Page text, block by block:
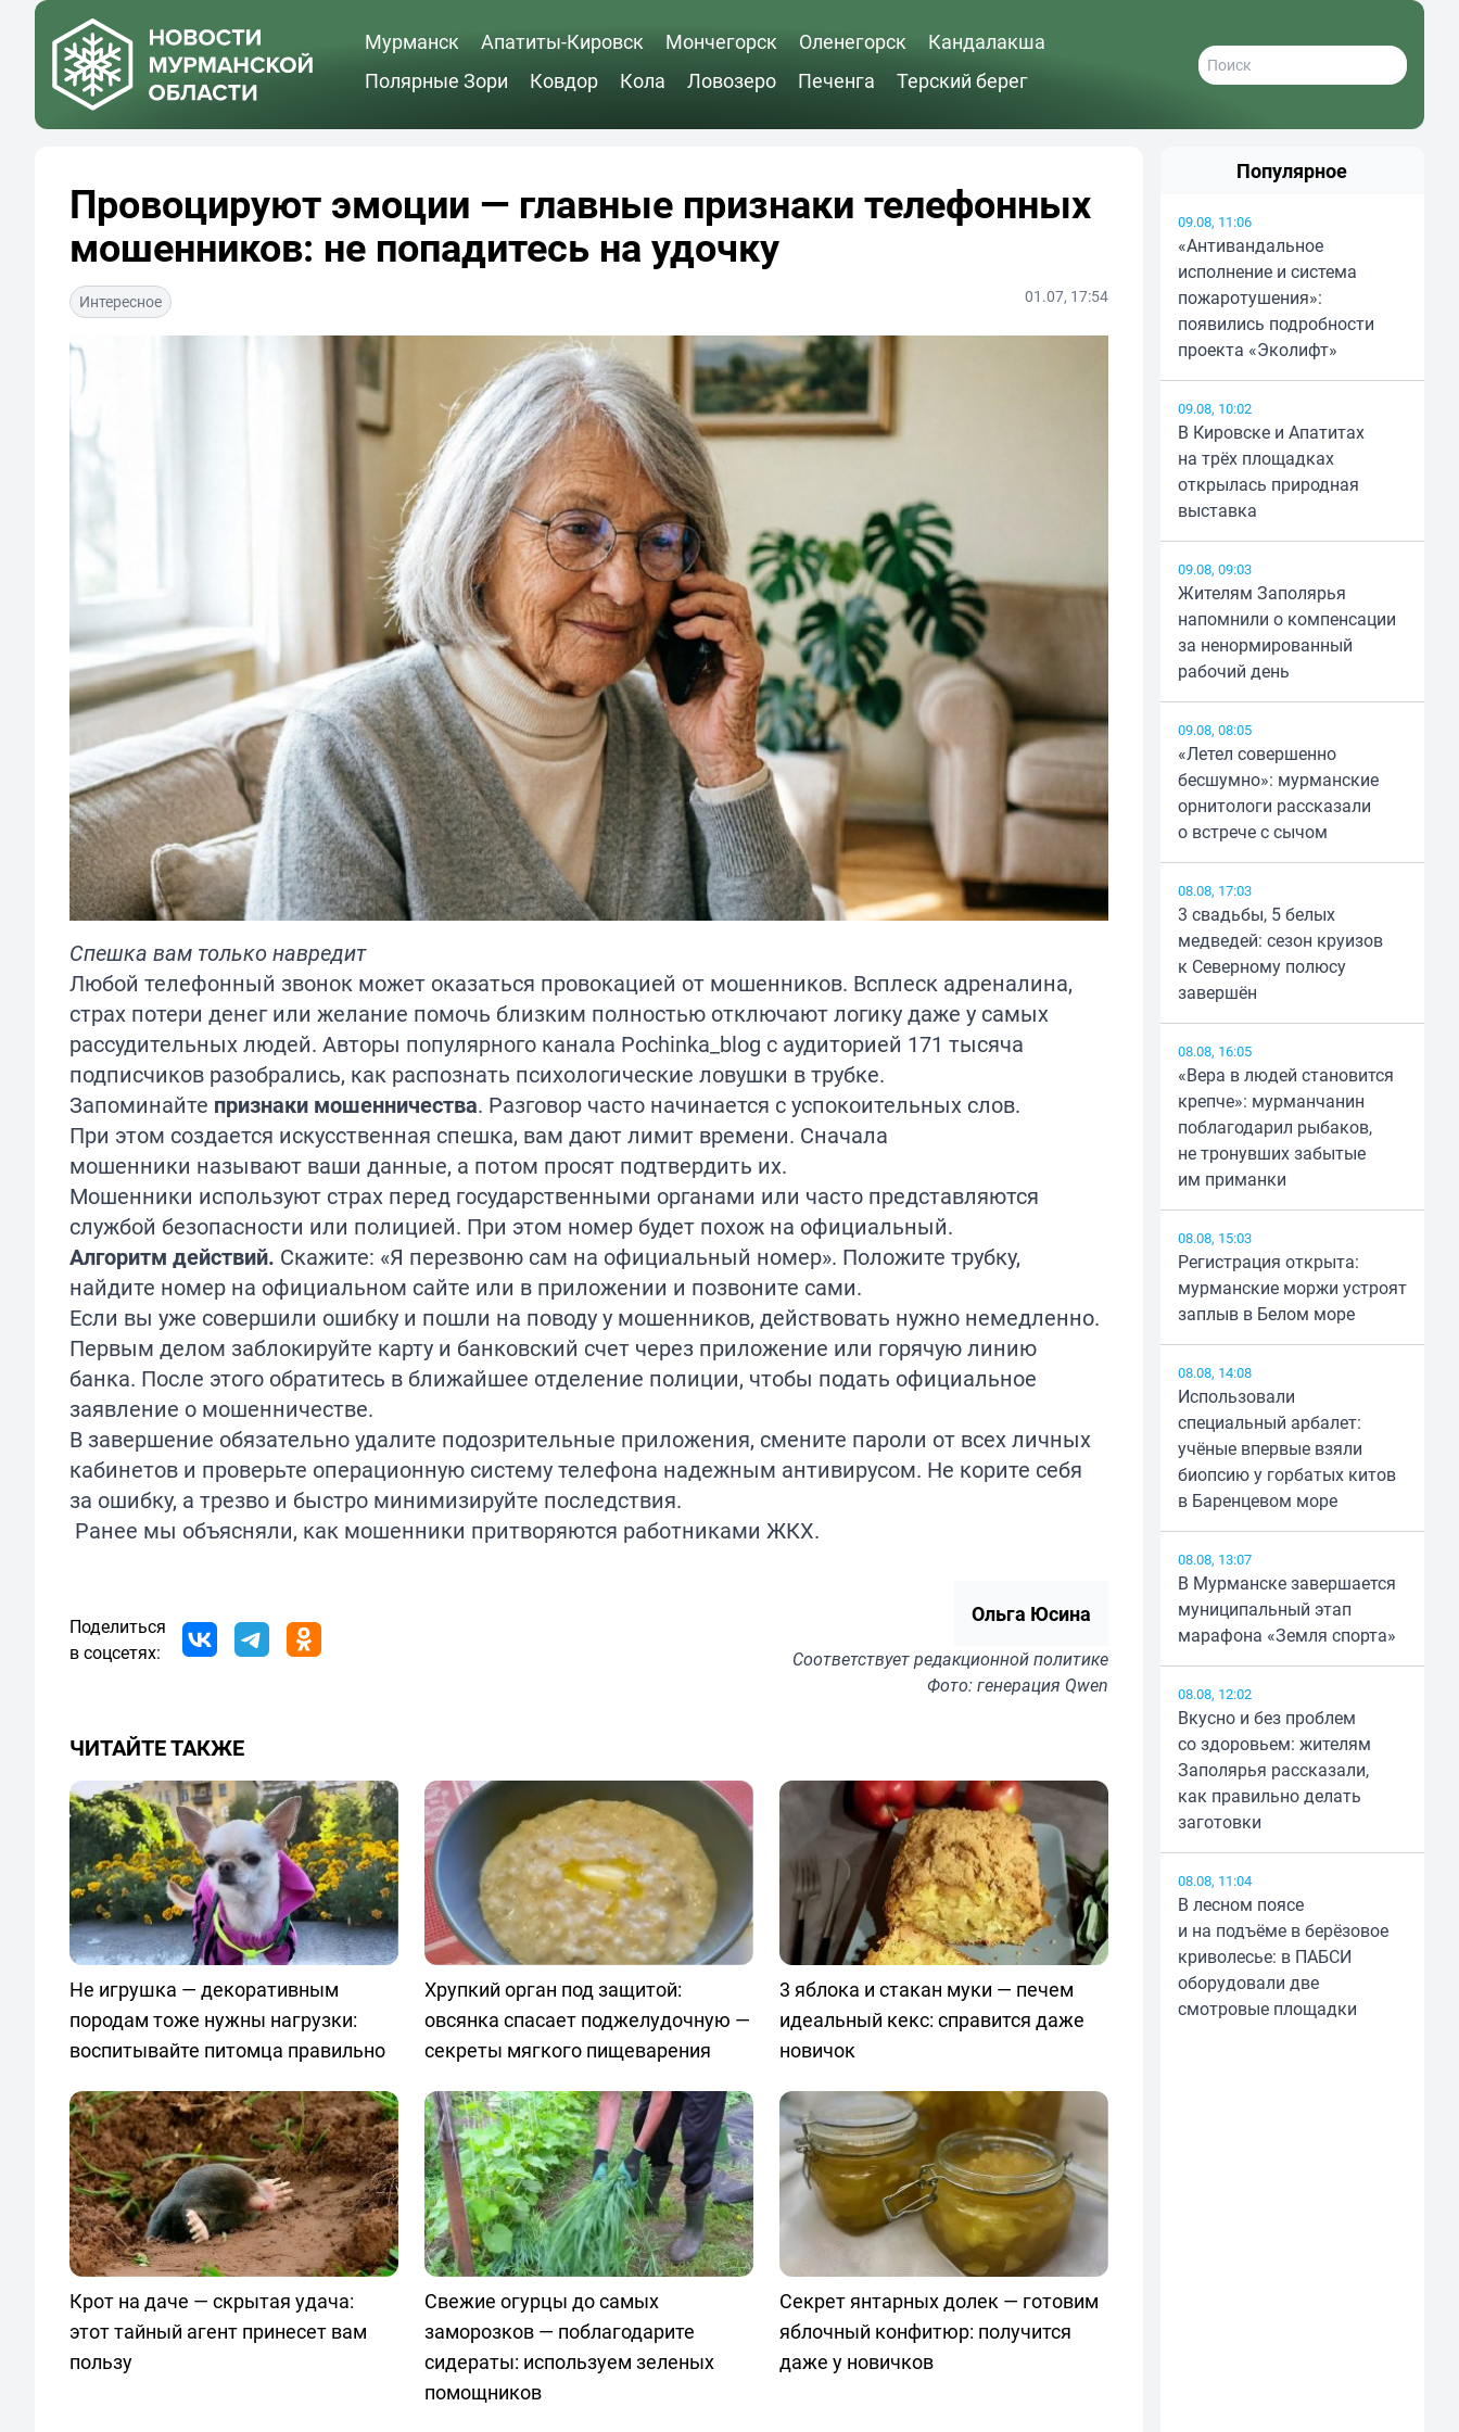
Мурманск Апатиты-Кировск Мончегорск Оленегорск
Кандалакша
Полярные Зори
Ковдор Кола Ловозеро Печенга Терский берег
Провоцируют эмоции — главные признаки телефонных
мошенников: не попадитесь на удочку
Интересное 01.07, 17:54
Спешка вам только навредит
Любой телефонный звонок может оказаться провокацией от мошенников. Всплеск адреналина,
страх потери денег или желание помочь близким полностью отключают логику даже у самых
рассудительных людей. Авторы популярного канала Pochinka_blog с аудиторией 171 тысяча
подписчиков разобрались, как распознать психологические ловушки в трубке.
Запоминайте признаки мошенничества. Разговор часто начинается с успокоительных слов.
При этом создается искусственная спешка, вам дают лимит времени. Сначала
мошенники называют ваши данные, а потом просят подтвердить их.
Мошенники используют страх перед государственными органами или часто представляются
службой безопасности или полицией. При этом номер будет похож на официальный.
Алгоритм действий. Скажите: «Я перезвоню сам на официальный номер». Положите трубку,
найдите номер на официальном сайте или в приложении и позвоните сами.
Если вы уже совершили ошибку и пошли на поводу у мошенников, действовать нужно немедленно.
Первым делом заблокируйте карту и банковский счет через приложение или горячую линию
банка. После этого обратитесь в ближайшее отделение полиции, чтобы подать официальное
заявление о мошенничестве.
В завершение обязательно удалите подозрительные приложения, смените пароли от всех личных
кабинетов и проверьте операционную систему телефона надежным антивирусом. Не корите себя
за ошибку, а трезво и быстро минимизируйте последствия.
Ранее мы объясняли, как мошенники притворяются работниками ЖКХ.
Поделиться
в соцсетях:
Ольга Юсина
Соответствуетредакционной политике
Фото: генерация Qwen
ЧИТАЙТЕ ТАКЖЕ
Не игрушка — декоративным
породам тоже нужны нагрузки:
воспитывайте питомца правильно
Хрупкий орган под защитой:
овсянка спасает поджелудочную —
секреты мягкого пищеварения
3 яблока и стакан муки — печем
идеальный кекс: справится даже
новичок
Крот на даче — скрытая удача:
этот тайный агент принесет вам
пользу
Свежие огурцы до самых
заморозков — поблагодарите
сидераты: используем зеленых
помощников
Секрет янтарных долек — готовим
яблочный конфитюр: получится
даже у новичков
Популярное
09.08, 11:06
«Антивандальное
исполнение и система
пожаротушения»:
появились подробности
проекта «Эколифт»
09.08, 10:02
В Кировске и Апатитах
на трёх площадках
открылась природная
выставка
09.08, 09:03
Жителям Заполярья
напомнили о компенсации
за ненормированный
рабочий день
09.08, 08:05
«Летел совершенно
бесшумно»: мурманские
орнитологи рассказали
о встрече с сычом
08.08, 17:03
3 свадьбы, 5 белых
медведей: сезон круизов
к Северному полюсу
завершён
08.08, 16:05
«Вера в людей становится
крепче»: мурманчанин
поблагодарил рыбаков,
не тронувших забытые
им приманки
08.08, 15:03
Регистрация открыта:
мурманские моржи устроят
заплыв в Белом море
08.08, 14:08
Использовали
специальный арбалет:
учёные впервые взяли
биопсию у горбатых китов
в Баренцевом море
08.08, 13:07
В Мурманске завершается
муниципальный этап
марафона «Земля спорта»
08.08, 12:02
Вкусно и без проблем
со здоровьем: жителям
Заполярья рассказали,
как правильно делать
заготовки
08.08, 11:04
В лесном поясе
и на подъёме в берёзовое
криволесье: в ПАБСИ
оборудовали две
смотровые площадки